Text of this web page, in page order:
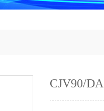
CJV90/